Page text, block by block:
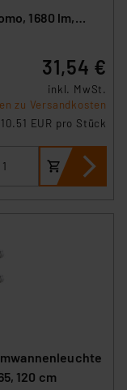
1680 lm,
31,54 €
inkl. MwSt.
zu Versandkosten
EUR pro Stück
120 cm